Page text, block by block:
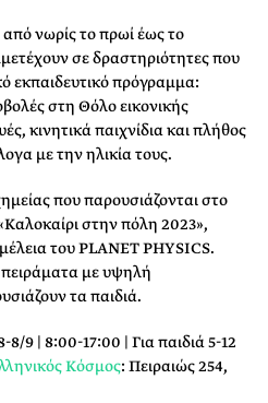
νωρίς το πρωί έως το
σε δραστηριότητες που
εκπαιδευτικό πρόγραμμα:
στη Θόλο εικονικής
κινητικά παιχνίδια και πλήθος
με την ηλικία τους.
που παρουσιάζονται στο
στην πόλη 2023»,
του PLANET PHYSICS.
με υψηλή
τα παιδιά.
8/9 | 8:00-17:00 | Για παιδιά 5-12
Κόσμος: Πειραιώς 254,